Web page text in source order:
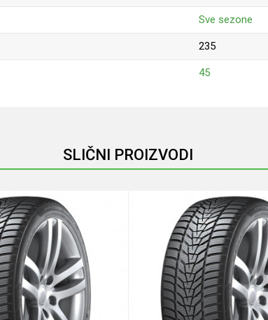
Sve sezone
235
45
SLIČNI PROIZVODI